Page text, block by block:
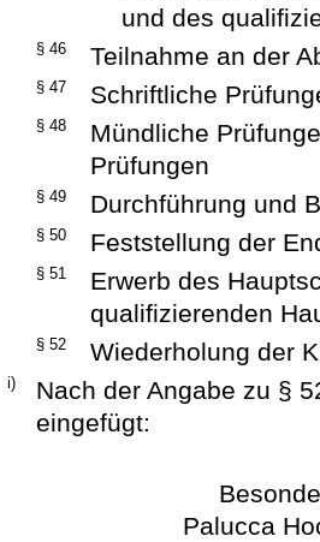
und des
§ 46 Teilnahme an der
§ 47 Schriftliche
§ 48
Mündliche
Prüfungen
§ 49 Durchführung und
§ 50 Feststellung der
§ 51
Erwerb des
qualifizierenden
§ 52 Wiederholung der
i)
Nach der Angabe zu §
eingefügt:
Palucca